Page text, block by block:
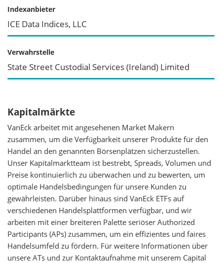
Indexanbieter
ICE Data Indices, LLC
Verwahrstelle
State Street Custodial Services (Ireland) Limited
Kapitalmärkte
VanEck arbeitet mit angesehenen Market Makern
zusammen, um die Verfügbarkeit unserer Produkte für den
Handel an den genannten Börsenplätzen sicherzustellen.
Unser Kapitalmarktteam ist bestrebt, Spreads, Volumen und
Preise kontinuierlich zu überwachen und zu bewerten, um
optimale Handelsbedingungen für unsere Kunden zu
gewährleisten. Darüber hinaus sind VanEck ETFs auf
verschiedenen Handelsplattformen verfügbar, und wir
arbeiten mit einer breiteren Palette seriöser Authorized
Participants (APs) zusammen, um ein effizientes und faires
Handelsumfeld zu fördern. Für weitere Informationen über
unsere ATs und zur Kontaktaufnahme mit unserem Capital